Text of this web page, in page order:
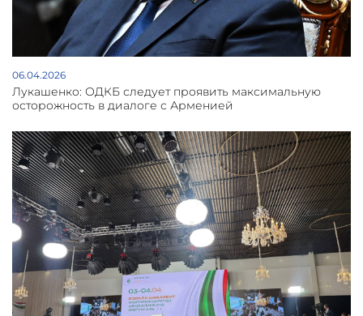
06.04.2026
Лукашенко: ОДКБ следует проявить максимальную
осторожность в диалоге с Арменией